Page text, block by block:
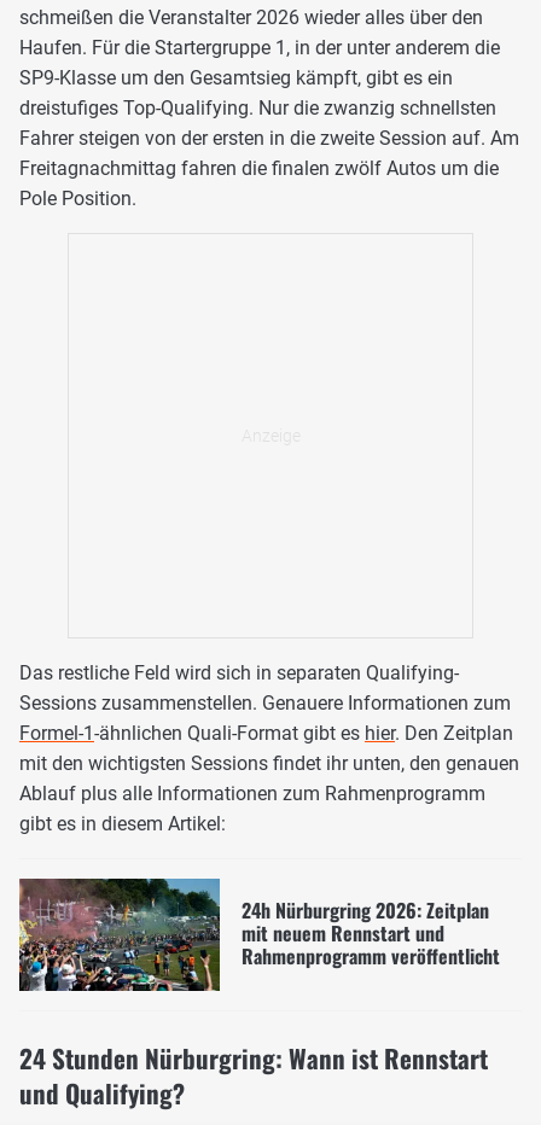
schmeißen die Veranstalter 2026 wieder alles über den
Haufen. Für die Startergruppe 1, in der unter anderem die
SP9-Klasse um den Gesamtsieg kämpft, gibt es ein
dreistufiges Top-Qualifying. Nur die zwanzig schnellsten
Fahrer steigen von der ersten in die zweite Session auf. Am
Freitagnachmittag fahren die finalen zwölf Autos um die
Pole Position.
Das restliche Feld wird sich in separaten Qualifying-
Sessions zusammenstellen. Genauere Informationen zum
Formel-1-ähnlichen Quali-Format gibt es hier. Den Zeitplan
mit den wichtigsten Sessions findet ihr unten, den genauen
Ablauf plus alle Informationen zum Rahmenprogramm
gibt es in diesem Artikel:
24h Nürburgring 2026: Zeitplan
mit neuem Rennstart und
Rahmenprogramm veröffentlicht
24 Stunden Nürburgring: Wann ist Rennstart
und Qualifying?